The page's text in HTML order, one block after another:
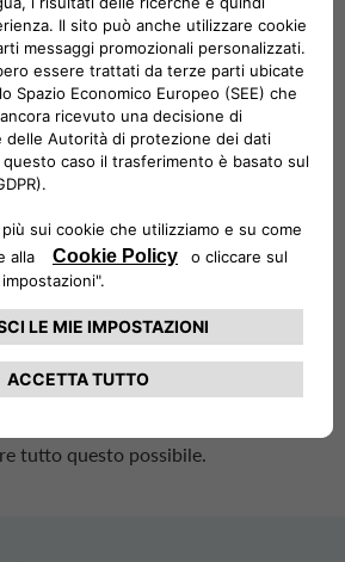
soluzioni di
, più famiglie
hanno
dei piaceri
da una
alla scoperta
della campagna
crediamo che tutti meritino la
ricordi di vacanza che durino una
tutto questo possibile.